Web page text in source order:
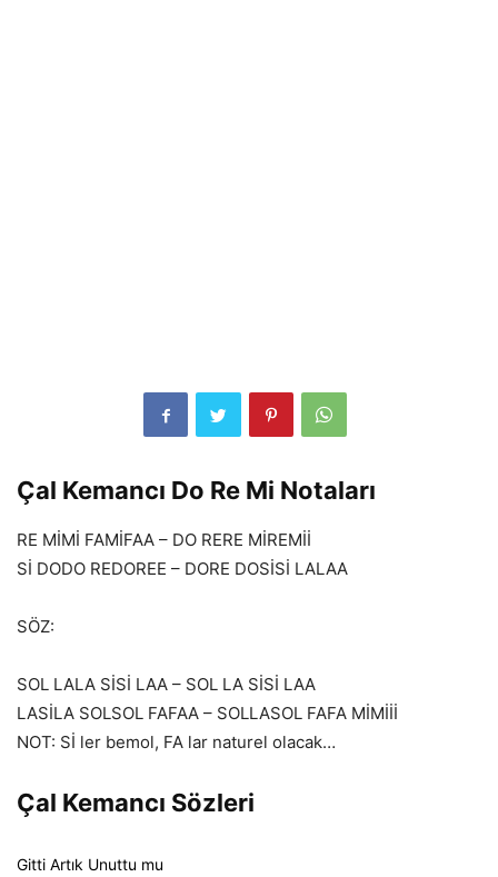
Çal Kemancı Do Re Mi Notaları
RE MİMİ FAMİFAA – DO RERE MİREMİİ
Sİ DODO REDOREE – DORE DOSİSİ LALAA
SÖZ:
SOL LALA SİSİ LAA – SOL LA SİSİ LAA
LASİLA SOLSOL FAFAA – SOLLASOL FAFA MİMİİİ
NOT: Sİ ler bemol, FA lar naturel olacak…
Çal Kemancı Sözleri
Gitti Artık Unuttu mu